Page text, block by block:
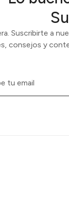
Suscribirte a
consejos y